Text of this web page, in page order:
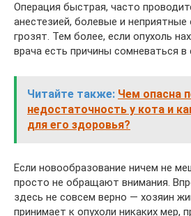
Операция быстрая, часто
анестезией, болевые и
грозят. Тем более, если опухоль
врача есть причины сомневаться
Читайте также: Чем опасна
недостаточность у кота и
для его здоровья?
Если новообразование ничем не
просто не обращают внимания.
здесь не совсем верно — хозяин
принимает к опухоли никаких мер,